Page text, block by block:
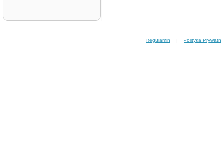
Regulamin | Polityka